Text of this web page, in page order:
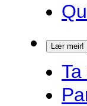
Lær meir!